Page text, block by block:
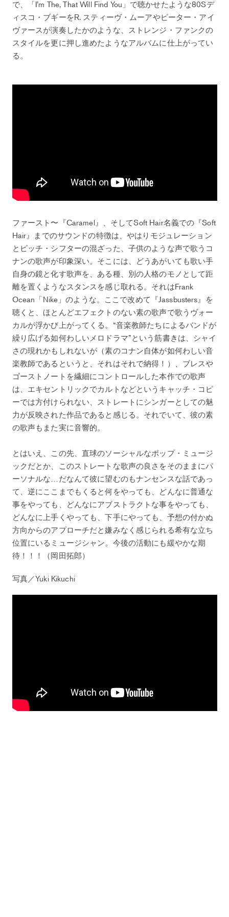
で、「I’m The, That Will Find You」で聴かせたような80Sデ
ィスコ・ブギーをR. スティーヴ・ムーアやピーター・アイ
ヴァースが演奏したかのような、ストレンジ・ファンクの
スタイルを更に押し進めたようなアルバムに仕上がってい
る。
ファースト〜『Caramel』、そしてSoft Hair名義での『Soft
Hair』までのサウンドの特徴は、やはりモジュレーション
とピッチ・シフターの混ざった、子供のような声で歌うコ
ナンの歌声が印象深い。そこには、どうあがいても歌い手
自身の鏡と化す歌声を、ある種、別の人格のモノとして距
離を置くようなスタンスを感じ取れる。それはFrank
Ocean「Nike」のような。ここで改めて『Jassbusters』を
聴くと、ほとんどエフェクトのない素の歌声で歌うヴォー
カルが浮かび上がってくる。“音楽教師たちによるバンドが
繰り広げる如何わしいメロドラマ”という筋書きは、シャイ
さの現れかもしれないが（素のコナン自体が如何わしい音
楽教師であるというと、それはそれで納得！）、ブレスや
ゴーストノートを繊細にコントロールした本作での歌声
は、エキセントリックでカルトなどというキャッチ・コピ
ーでは方付けられない、ストレートにシンガーとしての魅
力が反映された作品であると感じる。それでいて、彼の素
の歌声もまた実に音響的。
とはいえ、この先、直球のソーシャルなポップ・ミュージ
ックだとか、このストレートな歌声の良さをそのままにパ
ーソナルな…だなんて彼に望むのもナンセンスな話であっ
て、逆にここまでもくると何をやっても、どんなに普通な
事をやっても、どんなにアブストラクトな事をやっても、
どんなに上手くやっても、下手にやっても、予想の付かぬ
方向からのアプローチだと嫌みなく感じられる希有な立ち
位置にいるミュージシャン。今後の活動にも緩やかな期
待！！！（岡田拓郎）
写真／Yuki Kikuchi